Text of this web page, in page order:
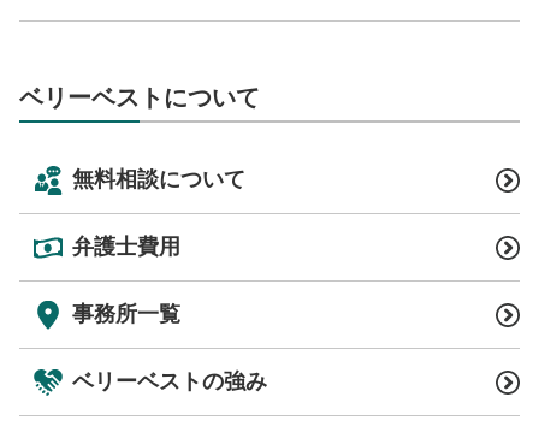
ベリーベストについて
無料相談について
弁護士費用
事務所一覧
ベリーベストの強み